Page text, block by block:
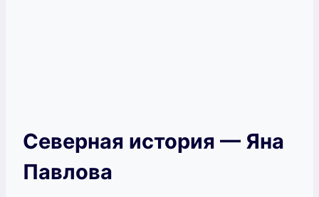
Северная история — Яна
Павлова